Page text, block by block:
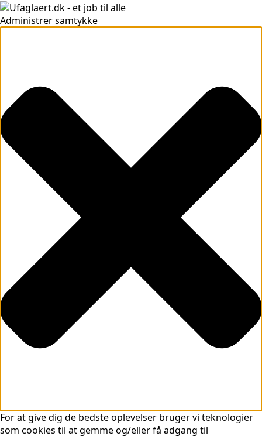
Administrer samtykke
For at give dig de bedste oplevelser bruger vi teknologier
som cookies til at gemme og/eller få adgang til